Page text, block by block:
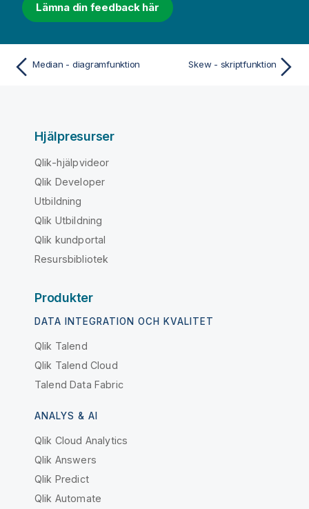
Lämna din feedback här
Median - diagramfunktion Skew - skriptfunktion
Hjälpresurser
Qlik-hjälpvideor
Qlik Developer
Utbildning
Qlik Utbildning
Qlik kundportal
Resursbibliotek
Produkter
DATA INTEGRATION OCH KVALITET
Qlik Talend
Qlik Talend Cloud
Talend Data Fabric
ANALYS & AI
Qlik Cloud Analytics
Qlik Answers
Qlik Predict
Qlik Automate